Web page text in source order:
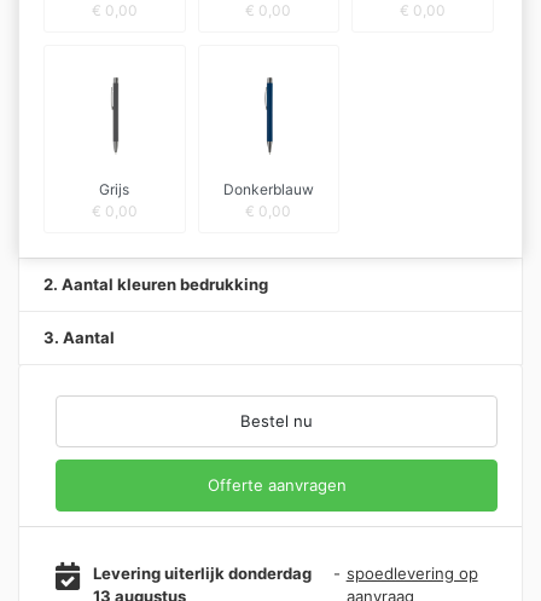
€ 0,00
€ 0,00
€ 0,00
Grijs
€ 0,00
Donkerblauw
€ 0,00
2. Aantal kleuren bedrukking
3. Aantal
Bestel nu
Offerte aanvragen
Levering uiterlijk donderdag
13 augustus
- spoedlevering op
aanvraag